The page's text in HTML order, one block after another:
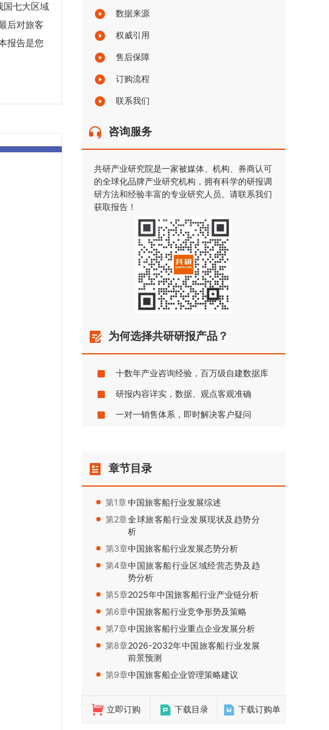
国七大区域
后对旅客
报告是您
数据来源
权威引用
售后保障
订购流程
联系我们
咨询服务
共研产业研究院是一家被媒体、机构、券商认可
的全球化品牌产业研究机构，拥有科学的研报调
研方法和经验丰富的专业研究人员。请联系我们
获取报告！
为何选择共研研报产品？
十数年产业咨询经验，百万级自建数据库
研报内容详实，数据、观点客观准确
一对一销售体系，即时解决客户疑问
章节目录
第1章：中国旅客船行业发展综述
第2章：全球旅客船行业发展现状及趋势分
析
第3章：中国旅客船行业发展态势分析
第4章：中国旅客船行业区域经营态势及趋
势分析
第5章：2025年中国旅客船行业产业链分析
第6章：中国旅客船行业竞争形势及策略
第7章：中国旅客船行业重点企业发展分析
第8章：2026-2032年中国旅客船行业发展
前景预测
第9章：中国旅客船企业管理策略建议
立即订购 下载目录 下载订购单